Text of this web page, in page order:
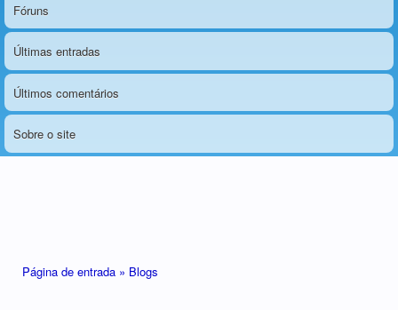
Fóruns
Últimas entradas
Últimos comentários
Sobre o site
Página de entrada » Blogs